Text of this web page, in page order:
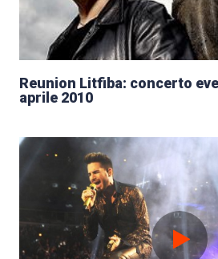
Reunion Litfiba: concerto
aprile 2010